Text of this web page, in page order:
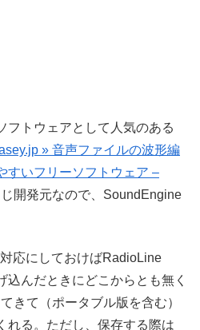
フトウェアとして人気のある
» 音声ファイルの波形編
すいフリーソフトウェア –
開発元なので、SoundEngine
応にしておけばRadioLine
込んだときにどこからとも無く
きて（ポータブル版を含む）
れる。ただし、保存する際は